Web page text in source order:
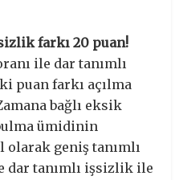
farkı 20 puan!
ile dar tanımlı
puan farkı açılma
bağlı eksik
ümidinin
geniş tanımlı
dar tanımlı işsizlik ile